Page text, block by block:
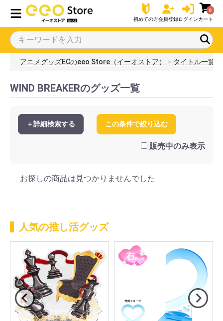
初めての方会員登録ログイン
0
カート
アニメグッズECのeeo Store（イーオストア） タイトル一覧
WIND BREAKERのグッズ一覧
＋詳細検索する この条件で絞り込む
販売中のみ表示
お探しの商品は見つかりませんでした
人気の推し活グッズ